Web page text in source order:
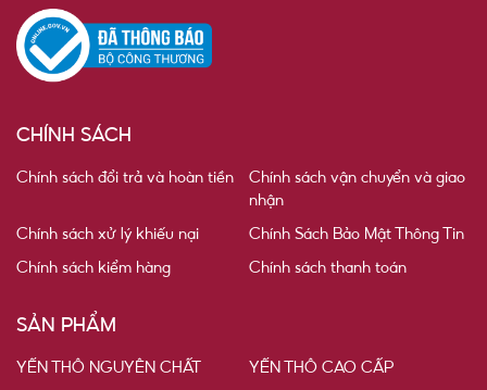
CHÍNH SÁCH
Chính sách đổi trả và hoàn tiền
Chính sách vận chuyển và giao
nhận
Chính sách xử lý khiếu nại Chính Sách Bảo Mật Thông Tin
Chính sách kiểm hàng Chính sách thanh toán
SẢN PHẨM
YẾN THÔ NGUYÊN CHẤT YẾN THÔ CAO CẤP